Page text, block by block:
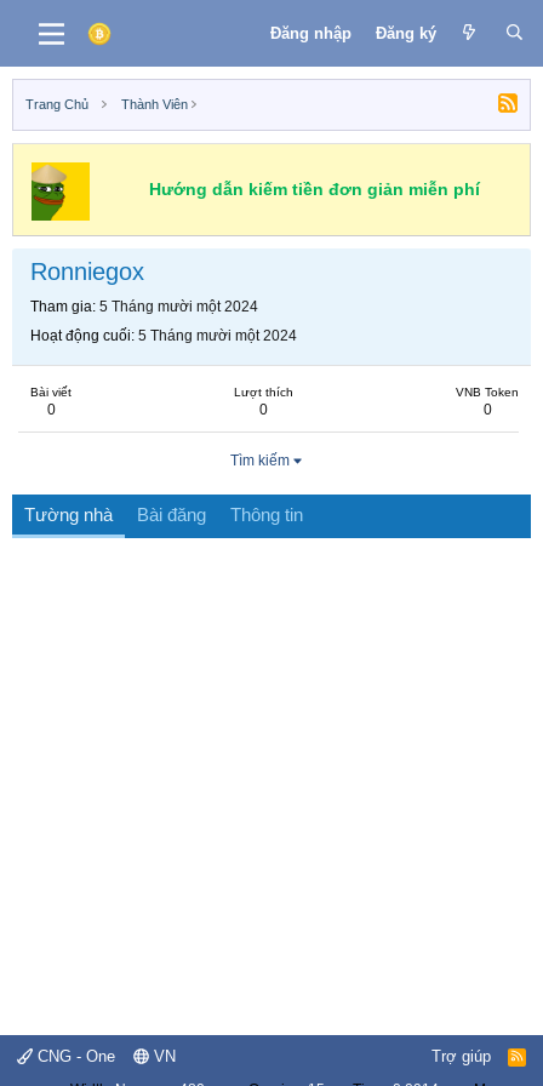
Đăng nhập Đăng ký
Trang Chủ Thành Viên
Hướng dẫn kiếm tiền đơn giản miễn phí
Ronniegox
Tham gia 5 Tháng mười một 2024
Hoạt động cuối 5 Tháng mười một 2024
Bài viết
0
Lượt thích
0
VNB Token
0
Tìm kiếm
Tường nhà Bài đăng Thông tin
CNG - One VN Trợ giúp
R